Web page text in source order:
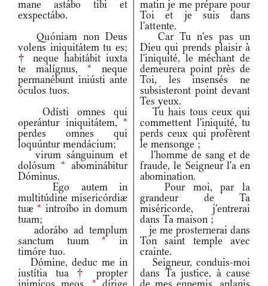
mane astábo tibi et
exspectábo.
matin je me prépare pour
Toi et je suis dans
l'attente.
Quóniam non Deus
volens iniquitátem tu es;
†
neque habitábit iuxta
te malígnus,* neque
permanébunt iniústi ante
óculos tuos.
Car Tu n'es pas un
Dieu qui prends plaisir à
l'iniquité, le méchant de
demeurera point près de
Toi, les insensés ne
subsisteront point devant
Tes yeux.
Odísti omnes qui
operántur iniquitátem, *
perdes omnes qui
loquúntur mendácium;
Tu hais tous ceux qui
commettent l'iniquité, tu
perds ceux qui profèrent
le mensonge ;
virum sánguinum et
dolósum * abominábitur
Dóminus.
l'homme de sang et de
fraude, le Seigneur l'a en
abomination.
Ego autem in
multitúdine misericórdiæ
tuæ* introíbo in domum
tuam;
Pour moi, par la
grandeur de Ta
miséricorde, j'entrerai
dans Ta maison ;
adorábo ad templum
sanctum tuum* in
timóre tuo.
je me prosternerai dans
Ton saint temple avec
crainte.
Dómine, deduc me in
iustítia tua †
propter
Seigneur, conduis-moi
dans Ta justice, à cause